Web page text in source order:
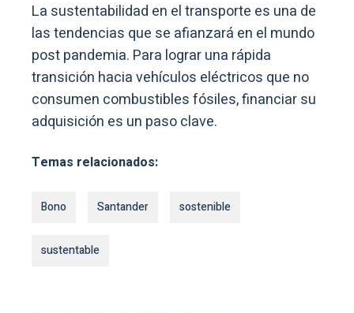
La sustentabilidad en el transporte es una de
las tendencias que se afianzará en el mundo
post pandemia. Para lograr una rápida
transición hacia vehículos eléctricos que no
consumen combustibles fósiles, financiar su
adquisición es un paso clave.
Temas relacionados:
Bono Santander sostenible
sustentable